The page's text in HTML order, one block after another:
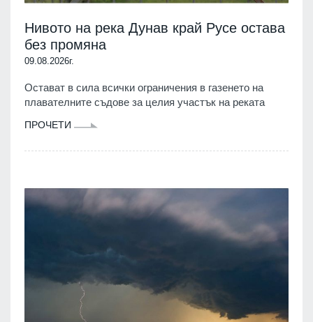
Нивото на река Дунав край Русе остава
без промяна
09.08.2026г.
Остават в сила всички ограничения в газенето на
плавателните съдове за целия участък на реката
ПРОЧЕТИ